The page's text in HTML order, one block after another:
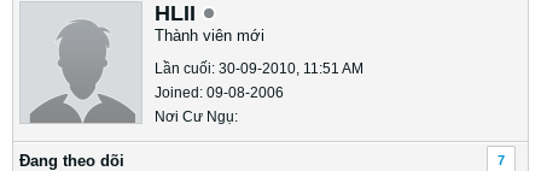
HLII
Thành viên mới
Lần cuối: 30-09-2010, 11:51 AM
Joined: 09-08-2006
Nơi Cư Ngụ:
Ðang theo dõi 7